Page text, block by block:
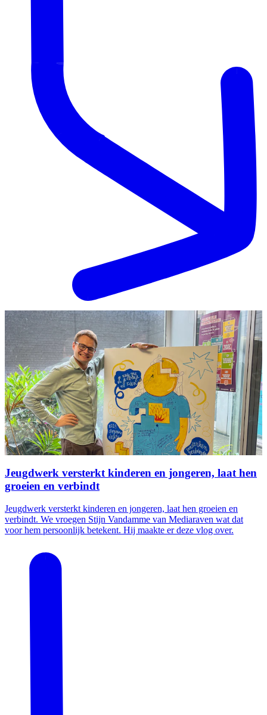
Jeugdwerk versterkt kinderen en jongeren, laat hen
groeien en verbindt
Jeugdwerk versterkt kinderen en jongeren, laat hen groeien en
verbindt. We vroegen Stijn Vandamme van Mediaraven wat dat
voor hem persoonlijk betekent. Hij maakte er deze vlog over.